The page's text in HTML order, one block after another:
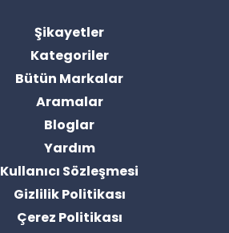
Şikayetler
Kategoriler
Bütün Markalar
Aramalar
Bloglar
Yardım
Kullanıcı Sözleşmesi
Gizlilik Politikası
Çerez Politikası